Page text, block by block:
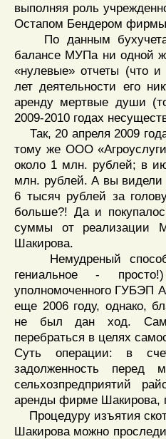
выполняя роль
Остапом Бендером фирмы
По данным бухучета,
балансе МУПа ни одной
«нулевые» отчеты (что и
лет деятельности его
аренду мертвые души
2009-2010 годах
Так, 20 апреля 2009
тому же ООО
около 1 млн. рублей; в
млн. рублей. А вы видели
6 тысяч рублей за
больше?! Да и
суммы от реализации
Шакирова.
Немудреный способ
гениальное -
уполномоченного ГУБЭП
еще 2006 году, однако,
не был дан ход.
перебраться в целях
Суть операции: в
задолженность перед
сельхозпредприятий
аренды фирме Шакирова,
Процедуру изъятия
Шакирова можно